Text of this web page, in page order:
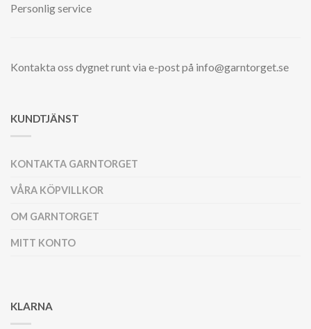
Personlig service
Kontakta oss dygnet runt via e-post på info@garntorget.se
KUNDTJÄNST
KONTAKTA GARNTORGET
VÅRA KÖPVILLKOR
OM GARNTORGET
MITT KONTO
KLARNA